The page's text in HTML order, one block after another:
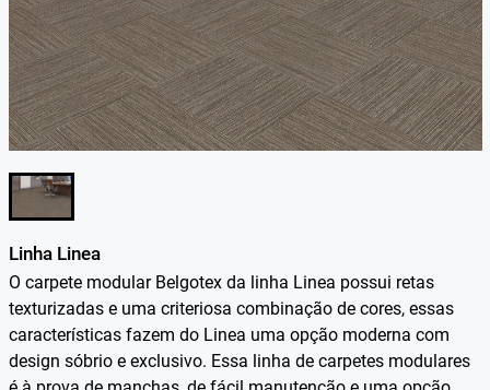
Linha Linea
O carpete modular Belgotex da linha Linea possui retas
texturizadas e uma criteriosa combinação de cores, essas
características fazem do Linea uma opção moderna com
design sóbrio e exclusivo. Essa linha de carpetes modulares